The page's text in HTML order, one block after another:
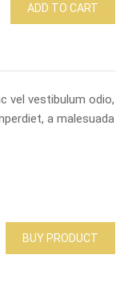
ADD TO CART
vel vestibulum
a
BUY PRODUCT